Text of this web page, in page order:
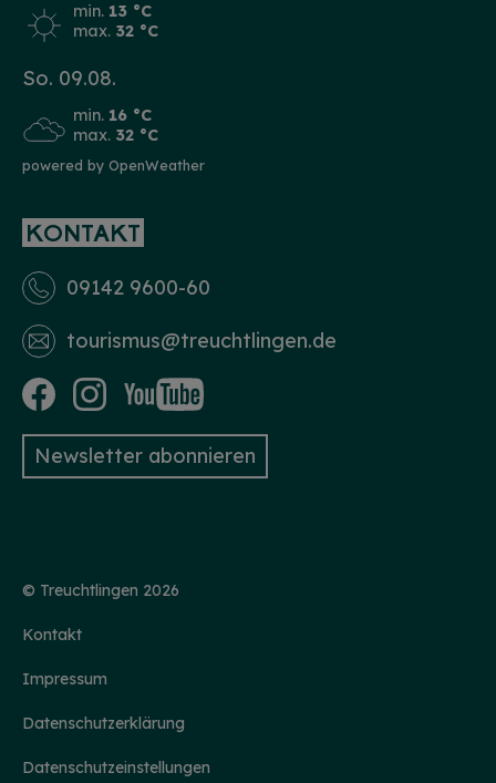
min. 13 °C
max. 32 °C
So. 09.08.
min. 16 °C
max. 32 °C
powered by OpenWeather
KONTAKT
09142 9600-60
tourismus­@treuchtlingen.de
Newsletter abonnieren
© Treuchtlingen 2026
Kontakt
Impressum
Datenschutzerklärung
Datenschutzeinstellungen